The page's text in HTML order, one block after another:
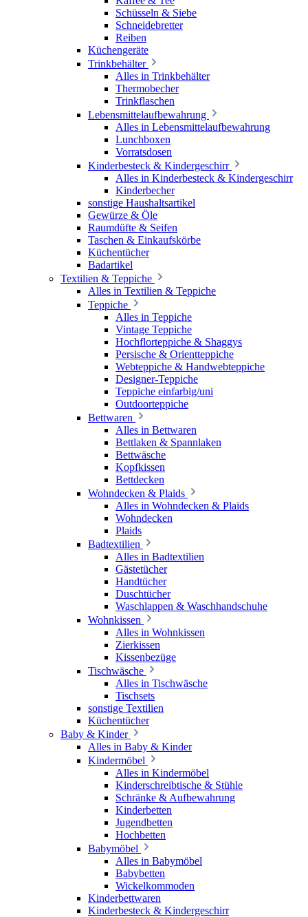
Schüsseln & Siebe
Schneidebretter
Reiben
Küchengeräte
Trinkbehälter
Alles in Trinkbehälter
Thermobecher
Trinkflaschen
Lebensmittelaufbewahrung
Alles in Lebensmittelaufbewahrung
Lunchboxen
Vorratsdosen
Kinderbesteck & Kindergeschirr
Alles in Kinderbesteck & Kindergeschirr
Kinderbecher
sonstige Haushaltsartikel
Gewürze & Öle
Raumdüfte & Seifen
Taschen & Einkaufskörbe
Küchentücher
Badartikel
Textilien & Teppiche
Alles in Textilien & Teppiche
Teppiche
Alles in Teppiche
Vintage Teppiche
Hochflorteppiche & Shaggys
Persische & Orientteppiche
Webteppiche & Handwebteppiche
Designer-Teppiche
Teppiche einfarbig/uni
Outdoorteppiche
Bettwaren
Alles in Bettwaren
Bettlaken & Spannlaken
Bettwäsche
Kopfkissen
Bettdecken
Wohndecken & Plaids
Alles in Wohndecken & Plaids
Wohndecken
Plaids
Badtextilien
Alles in Badtextilien
Gästetücher
Handtücher
Duschtücher
Waschlappen & Waschhandschuhe
Wohnkissen
Alles in Wohnkissen
Zierkissen
Kissenbezüge
Tischwäsche
Alles in Tischwäsche
Tischsets
sonstige Textilien
Küchentücher
Baby & Kinder
Alles in Baby & Kinder
Kindermöbel
Alles in Kindermöbel
Kinderschreibtische & Stühle
Schränke & Aufbewahrung
Kinderbetten
Jugendbetten
Hochbetten
Babymöbel
Alles in Babymöbel
Babybetten
Wickelkommoden
Kinderbettwaren
Kinderbesteck & Kindergeschirr